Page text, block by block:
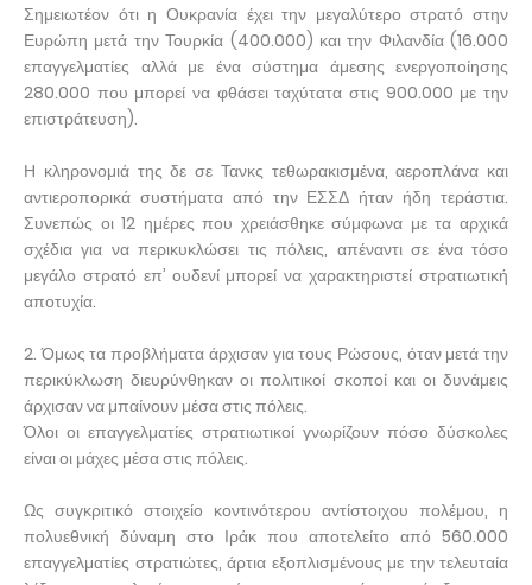
Σημειωτέον ότι η Ουκρανία έχει την μεγαλύτερο στρατό στην
Ευρώπη μετά την Τουρκία (400.000) και την Φιλανδία (16.000
επαγγελματίες αλλά με ένα σύστημα άμεσης ενεργοποίησης
280.000 που μπορεί να φθάσει ταχύτατα στις 900.000 με την
επιστράτευση).
Η κληρονομιά της δε σε Τανκς τεθωρακισμένα, αεροπλάνα και
αντιεροπορικά συστήματα από την ΕΣΣΔ ήταν ήδη τεράστια.
Συνεπώς οι 12 ημέρες που χρειάσθηκε σύμφωνα με τα αρχικά
σχέδια για να περικυκλώσει τις πόλεις, απέναντι σε ένα τόσο
μεγάλο στρατό επ’ ουδενί μπορεί να χαρακτηριστεί στρατιωτική
αποτυχία.
2. Όμως τα προβλήματα άρχισαν για τους Ρώσους, όταν μετά την
περικύκλωση διευρύνθηκαν οι πολιτικοί σκοποί και οι δυνάμεις
άρχισαν να μπαίνουν μέσα στις πόλεις.
Όλοι οι επαγγελματίες στρατιωτικοί γνωρίζουν πόσο δύσκολες
είναι οι μάχες μέσα στις πόλεις.
Ως συγκριτικό στοιχείο κοντινότερου αντίστοιχου πολέμου, η
πολυεθνική δύναμη στο Ιράκ που αποτελείτο από 560.000
επαγγελματίες στρατιώτες, άρτια εξοπλισμένους με την τελευταία